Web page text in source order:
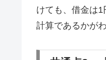
けても、借金は
計算であるかが